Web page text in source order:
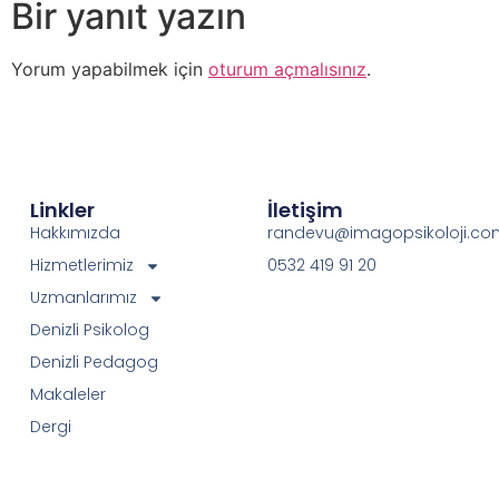
Bir yanıt yazın
Yorum yapabilmek için oturum açmalısınız.
Linkler
Hakkımızda
Hizmetlerimiz
Uzmanlarımız
Denizli Psikolog
Denizli Pedagog
Makaleler
Dergi
İletişim
0532 419 91 20